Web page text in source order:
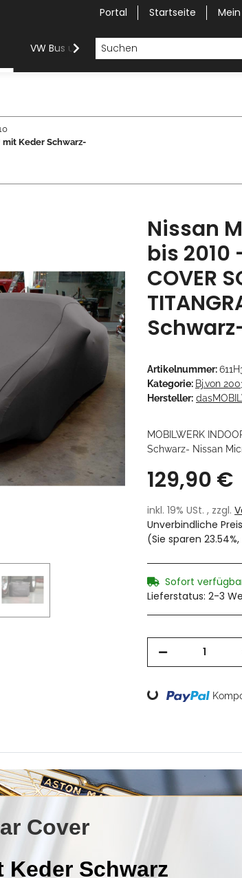
Portal Startseite
VW Bus und Van Car Cover
mit Keder Schwarz-
Nissan
bis 2010
COVER
Artikelnummer:
Kategorie: Bj.von
Hersteller:
MOBILWERK
Schwarz- Nissan
129,90 €
inkl. 19% USt. , zzgl.
Unverbindliche
(Sie sparen 23.54%
Sofort
Lieferstatus: 2-3
Loading...